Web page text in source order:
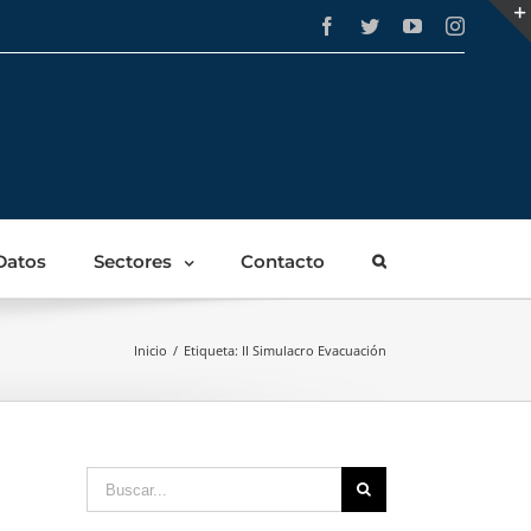
Facebook
TwitterYouTube
Sectores Contacto
Inicio / Etiqueta: II Simulacro Evacuación